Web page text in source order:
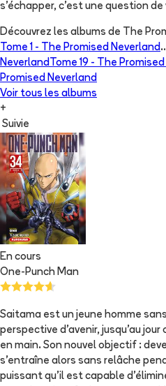
s'échapper, c'est une question de
Découvrez les albums de The
Tome 1 -
The Promised Neverland
Neverland
Tome 19 - The
Promised Neverland
Voir tous les albums
+
Suivie
En cours
One-Punch Man
Saitama est un jeune homme
perspective d'avenir, jusqu'au jour
en main. Son nouvel objectif :
s'entraîne alors sans relâche
puissant qu'il est capable